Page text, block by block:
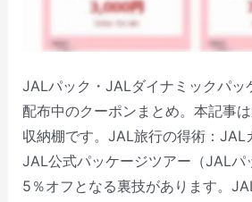
JALパック・JALダイナミックパッ
配布中のクーポンまとめ。本記事
収納棚です。JAL旅行の得術：JAL
JAL公式パッケージツアー（JALパ
5％オフとなる裏技があります。